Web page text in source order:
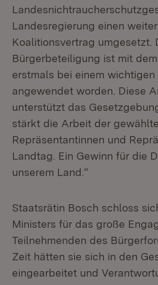
Landesregierung einen
Koalitionsvertrag umgesetzt.
Bürgerbeteiligung ist mit
erstmals bei einem wichtigen
angewendet worden. Diese
unterstützt das
stärkt die Arbeit der
Repräsentantinnen und
Landtag. Ein Gewinn für die
unserem Land.“
Staatsrätin Bosch schloss
Ministers für das große
Teilnehmenden des
Zeit hätten sie sich in den
eingearbeitet und